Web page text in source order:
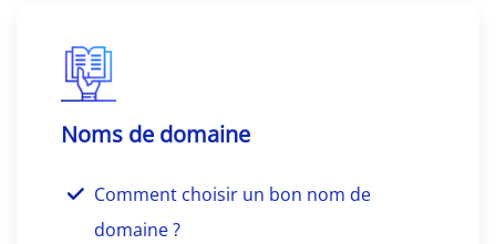
Noms de domaine
Comment choisir un bon nom de
domaine ?